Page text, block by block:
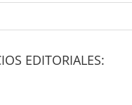
EDITORIALES: